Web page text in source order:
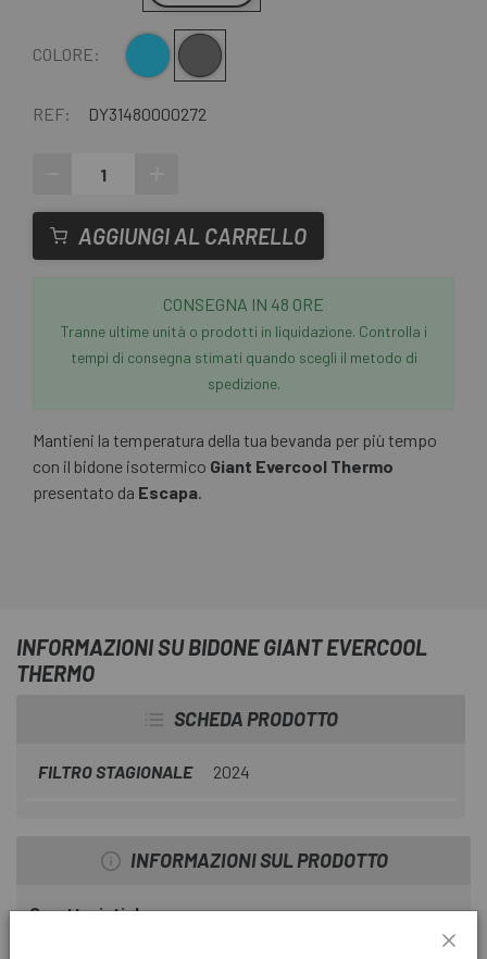
COLORE: Grigio
REF: DY31480000272
AGGIUNGI AL CARRELLO
CONSEGNA IN 48 ORE
Tranne ultime unità o prodotti in liquidazione. Controlla i
tempi di consegna stimati quando scegli il metodo di
spedizione.
Mantieni la temperatura della tua bevanda per più tempo
con il bidone isotermico Giant Evercool Thermo
presentato da Escapa.
INFORMAZIONI SU BIDONE GIANT EVERCOOL
THERMO
SCHEDA PRODOTTO
FILTRO STAGIONALE 2024
INFORMAZIONI SUL PRODOTTO
Caratteristiche: